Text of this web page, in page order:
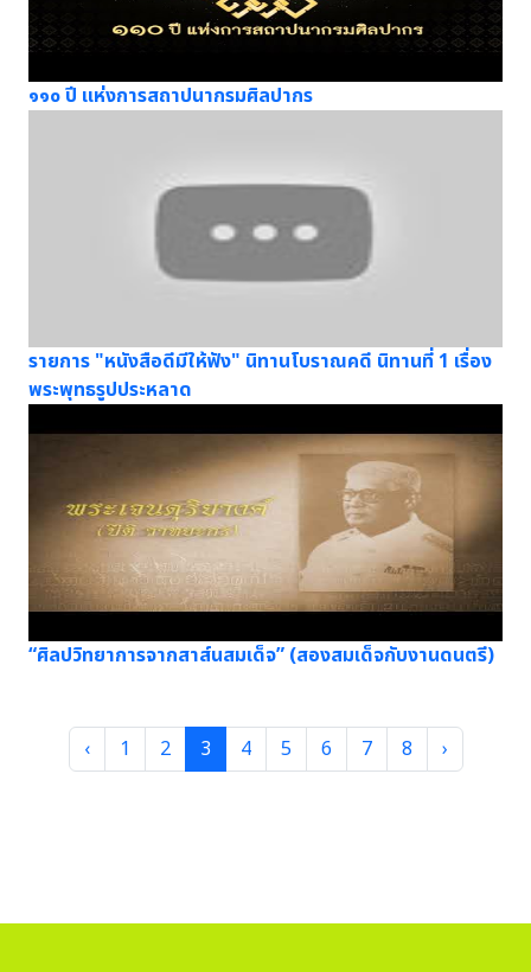
๑๑๐ ปี แห่งการสถาปนากรมศิลปากร
รายการ "หนังสือดีมีให้ฟัง" นิทานโบราณคดี นิทานที่ 1 เรื่อง
พระพุทธรูปประหลาด
“ศิลปวิทยาการจากสาส์นสมเด็จ” (สองสมเด็จกับงานดนตรี)
‹ 1 2 3 4 5 6 7 8 ›